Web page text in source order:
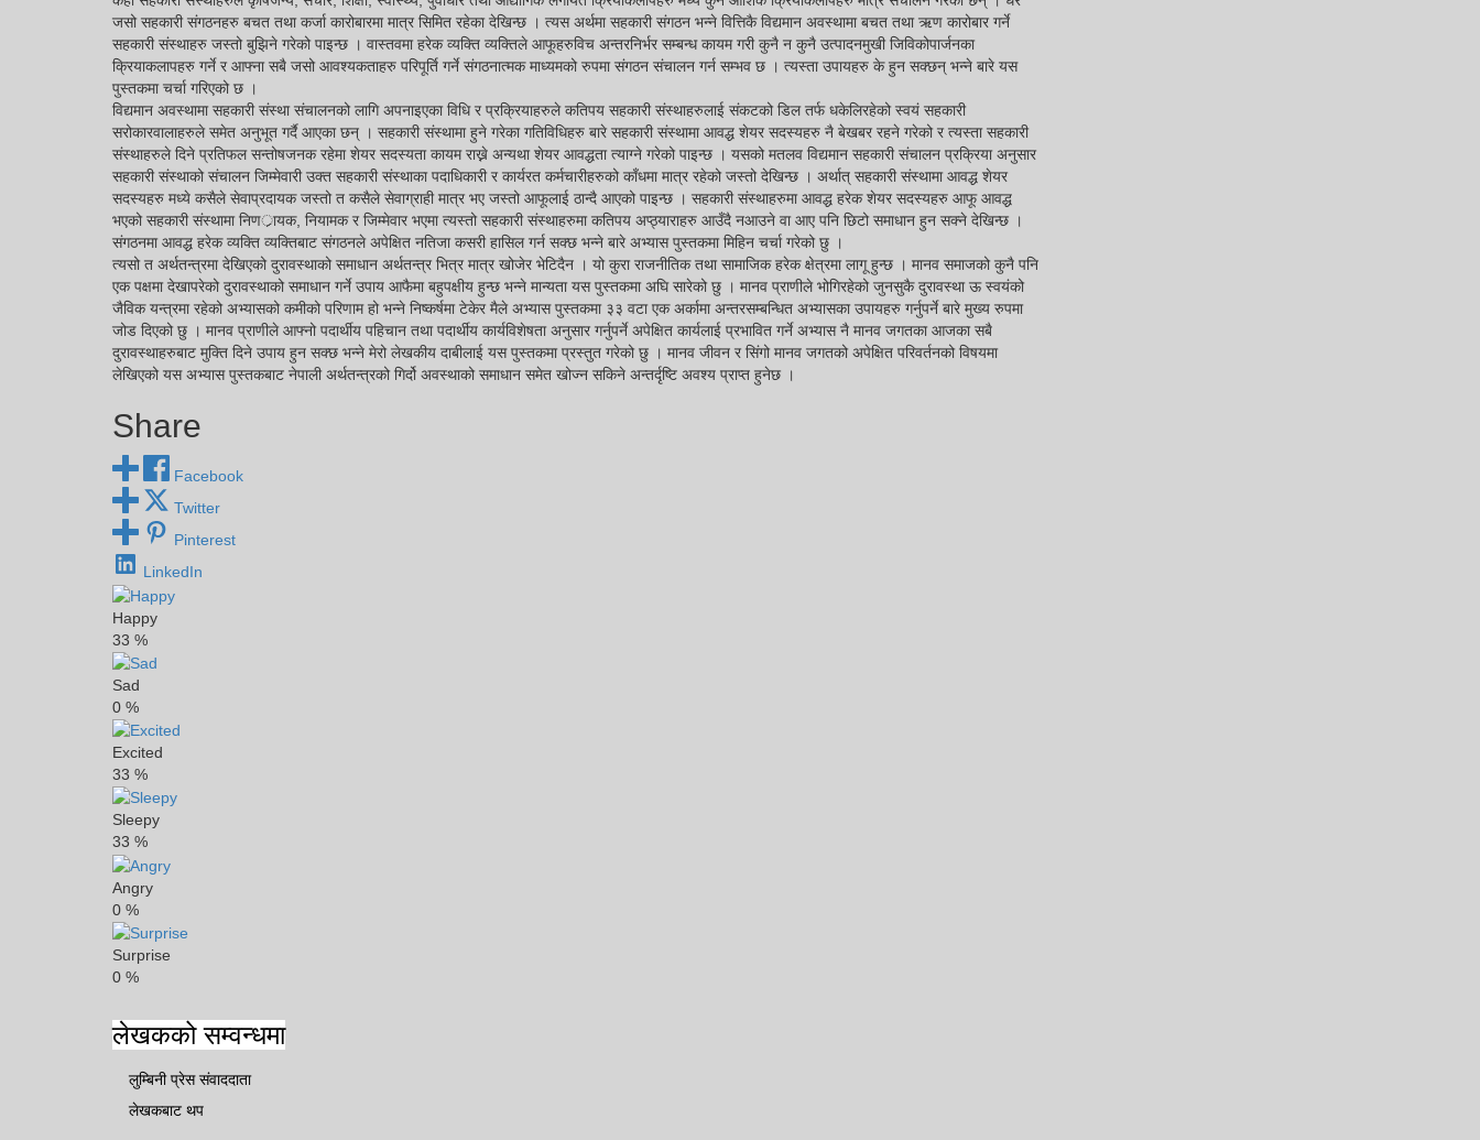
जसो सहकारी संगठनहरु बचत तथा कर्जा कारोबारमा मात्र सिमित रहेका देखिन्छ । त्यस अर्थमा सहकारी संगठन भन्ने वित्तिकै विद्यमान अवस्थामा बचत तथा ऋण कारोबार गर्ने
सहकारी संस्थाहरु जस्तो बुझिने गरेको पाइन्छ । वास्तवमा हरेक व्यक्ति व्यक्तिले आफूहरुविच अन्तरनिर्भर सम्बन्ध कायम गरी कुनै न कुनै उत्पादनमुखी जिविकोपार्जनका
क्रियाकलापहरु गर्ने र आफ्ना सबै जसो आवश्यकताहरु परिपूर्ति गर्ने संगठनात्मक माध्यमको रुपमा संगठन संचालन गर्न सम्भव छ । त्यस्ता उपायहरु के हुन सक्छन् भन्ने बारे यस
पुस्तकमा चर्चा गरिएको छ ।
विद्यमान अवस्थामा सहकारी संस्था संचालनको लागि अपनाइएका विधि र प्रक्रियाहरुले कतिपय सहकारी संस्थाहरुलाई संकटको डिल तर्फ धकेलिरहेको स्वयं सहकारी
सरोकारवालाहरुले समेत अनुभूत गर्दै आएका छन् । सहकारी संस्थामा हुने गरेका गतिविधिहरु बारे सहकारी संस्थामा आवद्ध शेयर सदस्यहरु नै बेखबर रहने गरेको र त्यस्ता सहकारी
संस्थाहरुले दिने प्रतिफल सन्तोषजनक रहेमा शेयर सदस्यता कायम राख्ने अन्यथा शेयर आवद्धता त्याग्ने गरेको पाइन्छ । यसको मतलव विद्यमान सहकारी संचालन प्रक्रिया अनुसार
सहकारी संस्थाको संचालन जिम्मेवारी उक्त सहकारी संस्थाका पदाधिकारी र कार्यरत कर्मचारीहरुको काँधमा मात्र रहेको जस्तो देखिन्छ । अर्थात् सहकारी संस्थामा आवद्ध शेयर
सदस्यहरु मध्ये कसैले सेवाप्रदायक जस्तो त कसैले सेवाग्राही मात्र भए जस्तो आफूलाई ठान्दै आएको पाइन्छ । सहकारी संस्थाहरुमा आवद्ध हरेक शेयर सदस्यहरु आफू आवद्ध
भएको सहकारी संस्थामा निणर्ायक, नियामक र जिम्मेवार भएमा त्यस्तो सहकारी संस्थाहरुमा कतिपय अप्ठ्याराहरु आउँदै नआउने वा आए पनि छिटो समाधान हुन सक्ने देखिन्छ ।
संगठनमा आवद्ध हरेक व्यक्ति व्यक्तिबाट संगठनले अपेक्षित नतिजा कसरी हासिल गर्न सक्छ भन्ने बारे अभ्यास पुस्तकमा मिहिन चर्चा गरेको छु ।
त्यसो त अर्थतन्त्रमा देखिएको दुरावस्थाको समाधान अर्थतन्त्र भित्र मात्र खोजेर भेटिदैन । यो कुरा राजनीतिक तथा सामाजिक हरेक क्षेत्रमा लागू हुन्छ । मानव समाजको कुनै पनि
एक पक्षमा देखापरेको दुरावस्थाको समाधान गर्ने उपाय आफैमा बहुपक्षीय हुन्छ भन्ने मान्यता यस पुस्तकमा अघि सारेको छु । मानव प्राणीले भोगिरहेको जुनसुकै दुरावस्था ऊ स्वयंको
जैविक यन्त्रमा रहेको अभ्यासको कमीको परिणाम हो भन्ने निष्कर्षमा टेकेर मैले अभ्यास पुस्तकमा ३३ वटा एक अर्कामा अन्तरसम्बन्धित अभ्यासका उपायहरु गर्नुपर्ने बारे मुख्य रुपमा
जोड दिएको छु । मानव प्राणीले आफ्नो पदार्थीय पहिचान तथा पदार्थीय कार्यविशेषता अनुसार गर्नुपर्ने अपेक्षित कार्यलाई प्रभावित गर्ने अभ्यास नै मानव जगतका आजका सबै
दुरावस्थाहरुबाट मुक्ति दिने उपाय हुन सक्छ भन्ने मेरो लेखकीय दाबीलाई यस पुस्तकमा प्रस्तुत गरेको छु । मानव जीवन र सिंगो मानव जगतको अपेक्षित परिवर्तनको विषयमा
लेखिएको यस अभ्यास पुस्तकबाट नेपाली अर्थतन्त्रको गिर्दो अवस्थाको समाधान समेत खोज्न सकिने अन्तर्दृष्टि अवश्य प्राप्त हुनेछ ।
Share
Facebook
Twitter
Pinterest
LinkedIn
Happy
33 %
Sad
0 %
Excited
33 %
Sleepy
33 %
Angry
0 %
Surprise
0 %
लेखकको सम्वन्धमा
लुम्बिनी प्रेस संवाददाता
लेखकबाट थप